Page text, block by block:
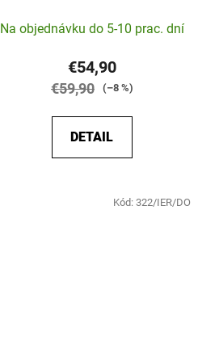
hodnotenie
produktu
je
5
Na objednávku do 5-10 prac. dní
€54,90
€59,90 (–8 %)
DETAIL
Kód: 322/IER/DO